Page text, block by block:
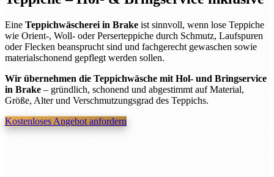
Eine Teppichwäscherei in Brake ist sinnvoll, wenn lose Teppiche
wie Orient-, Woll- oder Perserteppiche durch Schmutz, Laufspuren
oder Flecken beansprucht sind und fachgerecht gewaschen sowie
materialschonend gepflegt werden sollen.
Wir übernehmen die Teppichwäsche mit Hol- und Bringservice
in Brake– gründlich, schonend und abgestimmt auf Material,
Größe, Alter und Verschmutzungsgrad des Teppichs.
Kostenloses Angebot anfordern